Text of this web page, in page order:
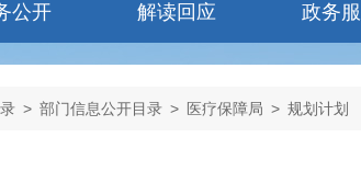
公开 解读回应 政务
> 部门信息公开目录 > 医疗保障局 > 规划计划